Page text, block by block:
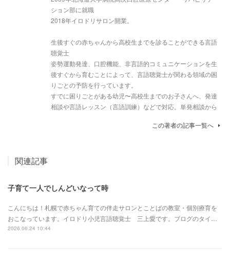
ション部に就職
2018年イロドリサロン開業。
生後すぐの赤ちゃんから高校生までを診ることができる言語
聴覚士
姿勢運動発達、口腔機能、非言語的コミュニケーションを生
後すぐから育むことによって、言語聴覚士が関わる領域の困
りごとの予防を行っています。
すでに困りごとがある幼児〜高校生までのお子さんへ、発達
相談や言語レッスン（言語訓練）などで対応。単発相談から
この著者の記事一覧へ
関連記事
子育て一人でしんどいなって時
こんにちは！札幌で赤ちゃん育ての伴走サロンとことばの教室・個別療育を
おこなっています。イロドリ小児言語聴覚士 三上愛です。ブログのタイ…
2026.06.24 10:44